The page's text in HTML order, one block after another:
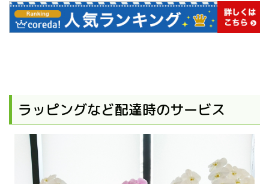
ラッピングなど配達時のサービス